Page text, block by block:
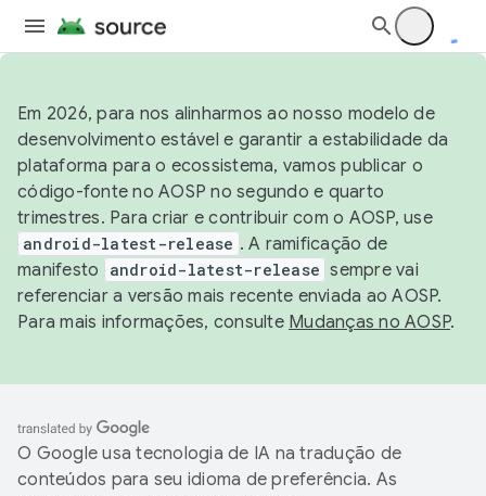
Em 2026, para nos alinharmos ao nosso modelo de
desenvolvimento estável e garantir a estabilidade da
plataforma para o ecossistema, vamos publicar o
código-fonte no AOSP no segundo e quarto
trimestres. Para criar e contribuir com o AOSP, use
android-latest-release . A ramificação de
manifesto
android-latest-release sempre vai
referenciar a versão mais recente enviada ao AOSP.
Para mais informações, consulte Mudanças no AOSP.
O Google usa tecnologia de IA na tradução de
conteúdos para seu idioma de preferência. As